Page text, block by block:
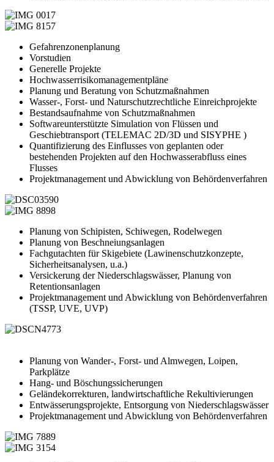
Gefahrenzonenplanung
Vorstudien
Generelle Projekte
Hochwasserrisikomanagementpläne
Planung und Beratung von Schutzmaßnahmen
Wasser-, Forst- und Naturschutzrechtliche Einreichprojekte
Bestandsaufnahme von Schutzmaßnahmen
Softwareunterstützte Simulation von Flüssen und
Geschiebtransport (TELEMAC 2D/3D und SISYPHE )
Quantifizierung des Einflusses von geplanten oder
bestehenden Projekten auf den Hochwasserabfluss eines
Flusses
Projektmanagement und Abwicklung von Behördenverfahren
Planung von Schipisten, Schiwegen, Rodelwegen
Planung von Beschneiungsanlagen
Fachgutachten für Skigebiete (Lawinenschutzkonzepte,
Sicherheitsanalysen, u.a.)
Versickerung der Niederschlagswässer, Planung von
Retentionsanlagen
Projektmanagement und Abwicklung von Behördenverfahren
(TSSP, UVE, UVP)
Planung von Wander-, Forst- und Almwegen, Loipen,
Parkplätze
Hang- und Böschungssicherungen
Geländekorrekturen, landwirtschaftliche Rekultivierungen
Entwässerungsprojekte, Entsorgung von Niederschlagswässer
Projektmanagement und Abwicklung von Behördenverfahren